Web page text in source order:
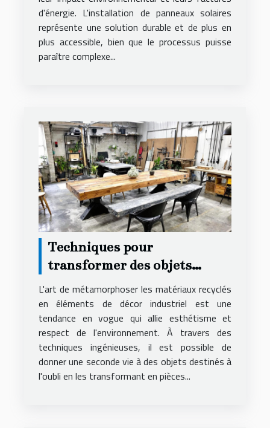
d'énergie. L'installation de panneaux solaires
représente une solution durable et de plus en
plus accessible, bien que le processus puisse
paraître complexe...
Techniques pour
transformer des objets
recyclés en décor industriel
L'art de métamorphoser les matériaux recyclés
en éléments de décor industriel est une
tendance en vogue qui allie esthétisme et
respect de l'environnement. À travers des
techniques ingénieuses, il est possible de
donner une seconde vie à des objets destinés à
l'oubli en les transformant en pièces...